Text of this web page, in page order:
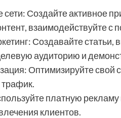
Создайте активное
взаимодействуйте с
Создавайте
аудиторию и
Оптимизируйте свой
трафик.
платную
клиентов.